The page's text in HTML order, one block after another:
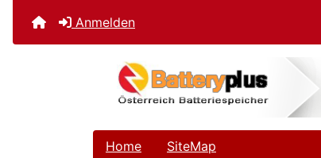
Anmelden
Home SiteMap